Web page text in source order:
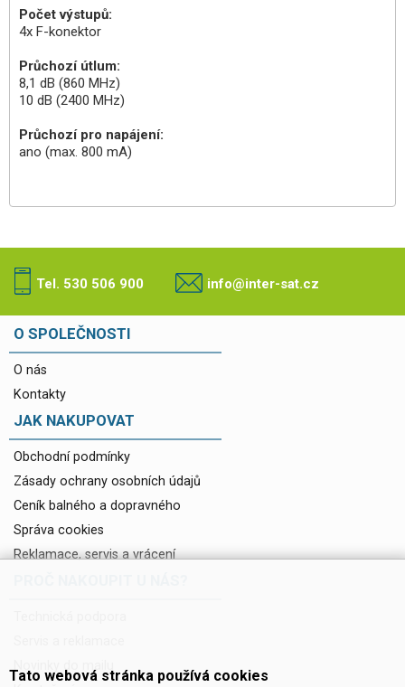
Počet výstupů:
4x F-konektor
Průchozí útlum:
8,1 dB (860 MHz)
10 dB (2400 MHz)
Průchozí pro napájení:
ano (max. 800 mA)
Tel. 530 506 900 info@inter-sat.cz
O SPOLEČNOSTI
O nás
Kontakty
JAK NAKUPOVAT
Obchodní podmínky
Zásady ochrany osobních údajů
Ceník balného a dopravného
Správa cookies
Reklamace, servis a vrácení
Tato webová stránka používá cookies